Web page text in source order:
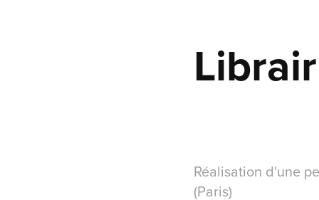
Réalisation d'une
(Paris)